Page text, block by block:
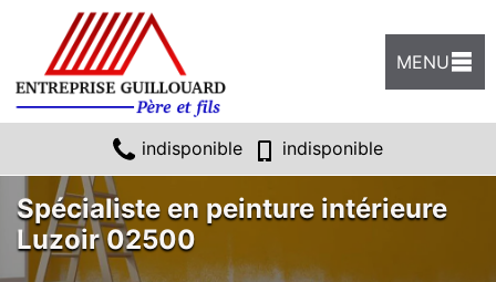
MENU
indisponible indisponible
Spécialiste en peinture intérieure
Luzoir 02500